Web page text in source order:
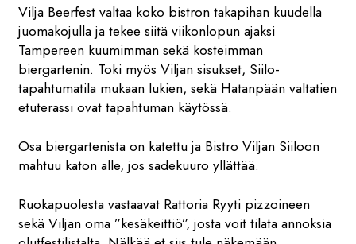
Vilja Beerfest valtaa koko bistron takapihan kuudella
juomakojulla ja tekee siitä viikonlopun ajaksi
Tampereen kuumimman sekä kosteimman
biergartenin. Toki myös Viljan sisukset, Siilo-
tapahtumatila mukaan lukien, sekä Hatanpään valtatien
etuterassi ovat tapahtuman käytössä.
Osa biergartenista on katettu ja Bistro Viljan Siiloon
mahtuu katon alle, jos sadekuuro yllättää.
Ruokapuolesta vastaavat Rattoria Ryyti pizzoineen
sekä Viljan oma ”kesäkeittiö”, josta voit tilata annoksia